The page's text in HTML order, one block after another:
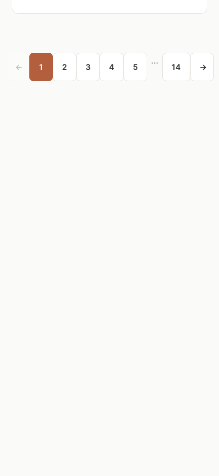
← 1 2 3 4 5
...
14 →